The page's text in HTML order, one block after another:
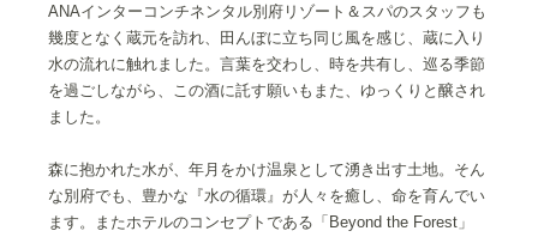
ANAインターコンチネンタル別府リゾート＆スパのスタッフも
幾度となく蔵元を訪れ、田んぼに立ち同じ風を感じ、蔵に入り
水の流れに触れました。言葉を交わし、時を共有し、巡る季節
を過ごしながら、この酒に託す願いもまた、ゆっくりと醸され
ました。
森に抱かれた水が、年月をかけ温泉として湧き出す土地。そん
な別府でも、豊かな『水の循環』が人々を癒し、命を育んでい
ます。またホテルのコンセプトである「Beyond the Forest」